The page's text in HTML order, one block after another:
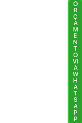
O
R
Ç
A
M
E
N
T
O
VI
A
W
H
A
T
S
A
P
P